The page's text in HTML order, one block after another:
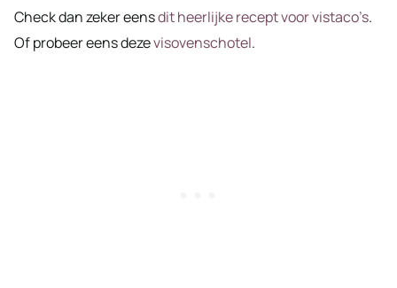
Check dan zeker eensdit heerlijke recept voor vistaco’s.
Of probeer eens dezevisovenschotel.